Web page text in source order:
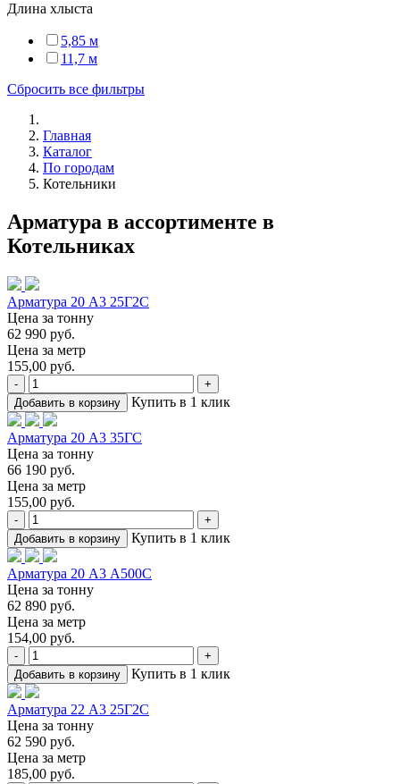
Длина хлыста
5,85 м
11,7 м
Сбросить все фильтры
Главная
Каталог
По городам
Котельники
Арматура в ассортименте в
Котельниках
Арматура 20 А3 25Г2С
Цена за тонну
62 990 руб.
Цена за метр
155,00 руб.
-
+
Добавить в корзину
Купить в 1 клик
Арматура 20 А3 35ГС
Цена за тонну
66 190 руб.
Цена за метр
155,00 руб.
-
+
Добавить в корзину
Купить в 1 клик
Арматура 20 А3 А500С
Цена за тонну
62 890 руб.
Цена за метр
154,00 руб.
-
+
Добавить в корзину
Купить в 1 клик
Арматура 22 А3 25Г2С
Цена за тонну
62 590 руб.
Цена за метр
185,00 руб.